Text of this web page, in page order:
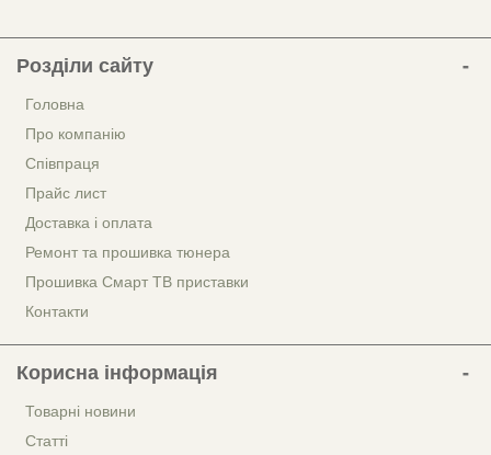
Розділи сайту
Головна
Про компанію
Співпраця
Прайс лист
Доставка і оплата
Ремонт та прошивка тюнера
Прошивка Смарт ТВ приставки
Контакти
Корисна інформація
Товарні новини
Статті